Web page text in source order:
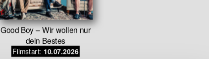
Good Boy – Wir wollen nur
dein Bestes
Filmstart: 10.07.2026